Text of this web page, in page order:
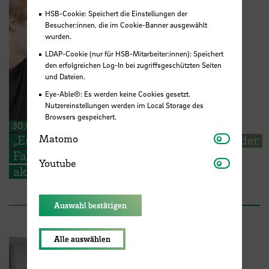
30.06.2026
„Es geht um die Wurst“ – Studierende an der
Fakultät 4 sammeln Ideen für ihre
akademische Zukunft
HSB-Cookie: Speichert die Einstellungen der
Besucher:innen, die im Cookie-Banner ausgewählt
wurden.
LDAP-Cookie (nur für HSB-Mitarbeiter:innen): Speichert
den erfolgreichen Log-In bei zugriffsgeschützten Seiten
und Dateien.
Eye-Able®: Es werden keine Cookies gesetzt.
Nutzereinstellungen werden im Local Storage des
Browsers gespeichert.
Matomo Matomo
Youtube Youtube
Auswahl bestätigen
Alle auswählen